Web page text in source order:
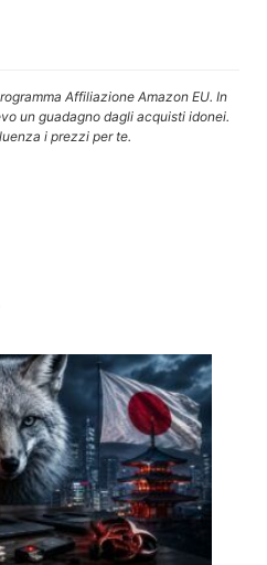
Affiliazione Amazon EU. In
un guadagno dagli acquisti idonei.
i prezzi per te.